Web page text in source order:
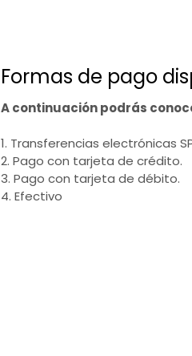
Formas de pago
A continuación podrás
1. Transferencias electrónicas
2. Pago con tarjeta de crédito.
3. Pago con tarjeta de débito.
4. Efectivo